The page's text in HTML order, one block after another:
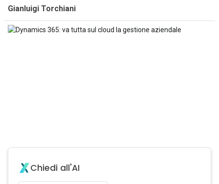
Gianluigi Torchiani
Chiedi all'AI